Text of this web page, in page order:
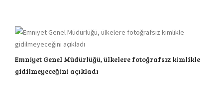
Emniyet Genel Müdürlüğü, ülkelere fotoğrafsız kimlikle
gidilmeyeceğini açıkladı